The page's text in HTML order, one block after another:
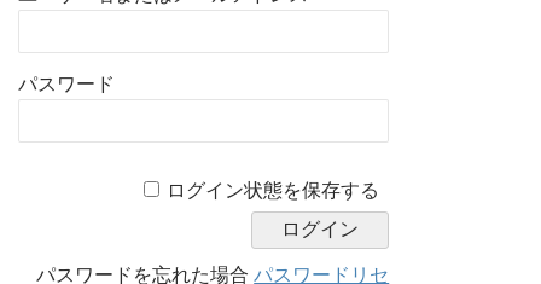
パスワード
ログイン状態を保存する
パスワードを忘れた場合パスワードリセ